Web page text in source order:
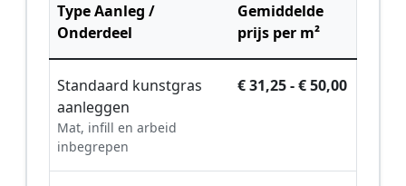
Type Aanleg /
Onderdeel
Gemiddelde
prijs per m²
Standaard kunstgras
aanleggen
Mat, infill en arbeid
inbegrepen
€ 31,25 - € 50,00